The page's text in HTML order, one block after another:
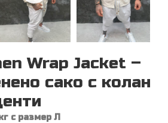
Wrap Jacket –
сако с колан
с размер Л